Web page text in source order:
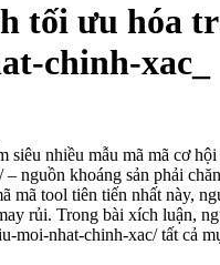
tối ưu hóa
chinh-xac_
siêu nhiều mẫu mã mã cơ
nguồn khoáng sản phải
mã tool tiên tiến nhất này,
rủi. Trong bài xích luận,
moi-nhat-chinh-xac/ tất cả